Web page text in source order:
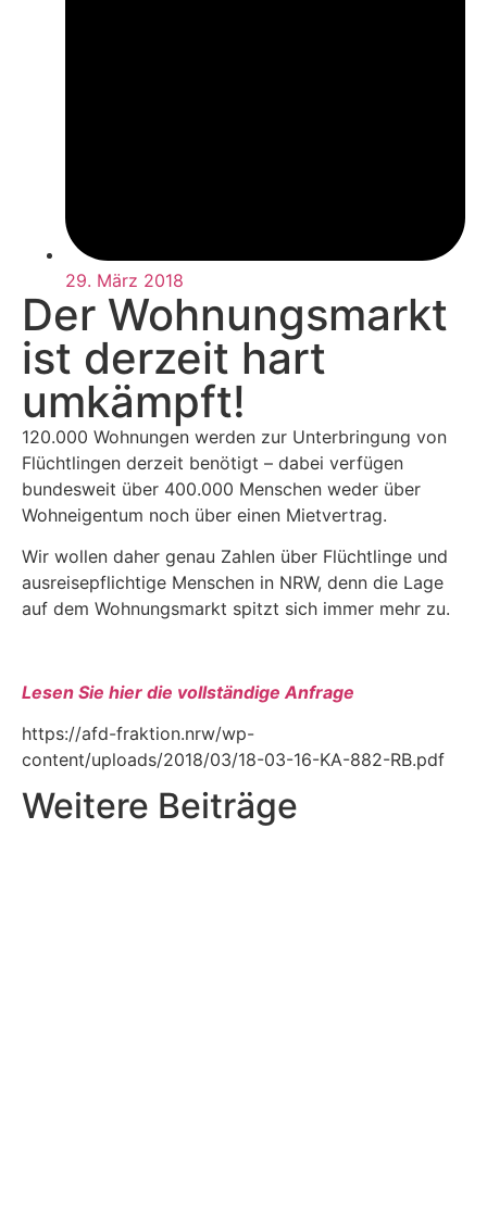
29. März 2018
Der Wohnungsmarkt
ist derzeit hart
umkämpft!
120.000 Wohnungen werden zur Unterbringung von
Flüchtlingen derzeit benötigt – dabei verfügen
bundesweit über 400.000 Menschen weder über
Wohneigentum noch über einen Mietvertrag.
Wir wollen daher genau Zahlen über Flüchtlinge und
ausreisepflichtige Menschen in NRW, denn die Lage
auf dem Wohnungsmarkt spitzt sich immer mehr zu.
Lesen Sie hier die vollständige Anfrage
https://afd-fraktion.nrw/wp-
content/uploads/2018/03/18-03-16-KA-882-RB.pdf
Weitere Beiträge